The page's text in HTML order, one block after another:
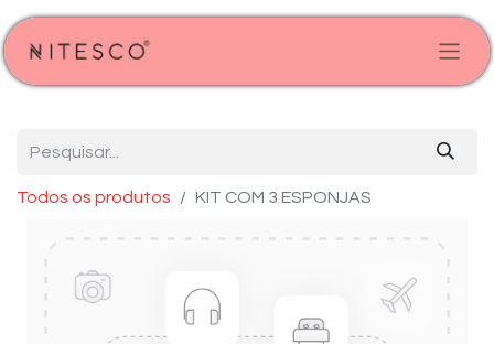
Todos os produtos KIT COM 3 ESPONJAS